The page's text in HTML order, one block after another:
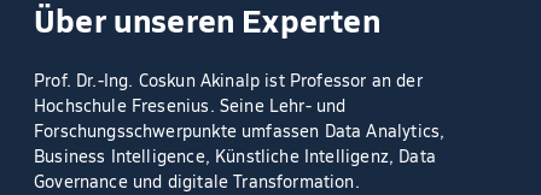
Über unseren Experten
Prof. Dr.-Ing. Coskun Akinalp ist Professor an der
Hochschule Fresenius. Seine Lehr- und
Forschungsschwerpunkte umfassen Data Analytics,
Business Intelligence, Künstliche Intelligenz, Data
Governance und digitale Transformation.